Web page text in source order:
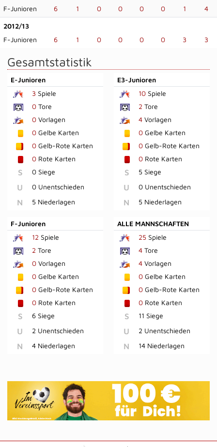
F-Junioren
6 1 0 0 0 0 1 4
2012/13
F-Junioren
6 1 0 0 0 0 3 3
Gesamtstatistik
E-Junioren
3 Spiele
0 Tore
0 Vorlagen
0 Gelbe Karten
0 Gelb-Rote Karten
0 Rote Karten
S 0 Siege
U 0 Unentschieden
N 5 Niederlagen
E3-Junioren
10Spiele
2 Tore
4Vorlagen
0Gelbe Karten
0Gelb-Rote Karten
0Rote Karten
S 5 Siege
U 0 Unentschieden
N 5 Niederlagen
F-Junioren
12 Spiele
2 Tore
0 Vorlagen
0 Gelbe Karten
0 Gelb-Rote Karten
0 Rote Karten
S 6 Siege
U 2 Unentschieden
N 4 Niederlagen
ALLE MANNSCHAFTEN
25 Spiele
4Tore
4Vorlagen
0Gelbe Karten
0Gelb-Rote Karten
0Rote Karten
S 11 Siege
U 2 Unentschieden
N 14 Niederlagen